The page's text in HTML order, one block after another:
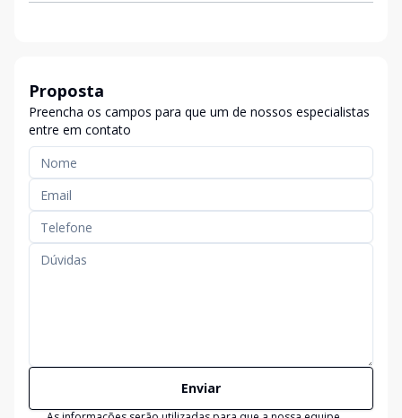
Proposta
Preencha os campos para que um de nossos especialistas
entre em contato
Enviar